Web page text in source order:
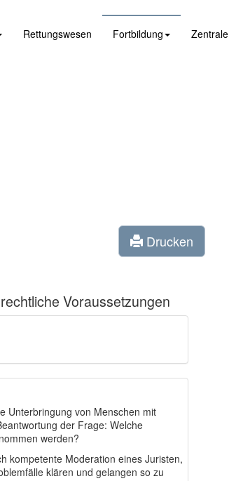
Rettungswesen Fortbildung
Drucken
Voraussetzungen
Unterbringung von Menschen mit
der Frage: Welche
werden?
kompetente Moderation eines Juristen,
klären und gelangen so zu